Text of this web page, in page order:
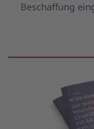
Beschaffung